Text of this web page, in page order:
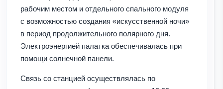
рабочим местом и отдельного спального модуля
с возможностью создания «искусственной ночи»
в период продолжительного полярного дня.
Электроэнергией палатка обеспечивалась при
помощи солнечной панели.
Связь со станцией осуществлялась по